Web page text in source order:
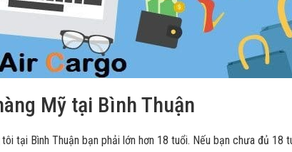
Mỹ tại Bình Thuận
tại Bình Thuận bạn phải lớn hơn 18 tuổi. Nếu bạn chưa đủ 18